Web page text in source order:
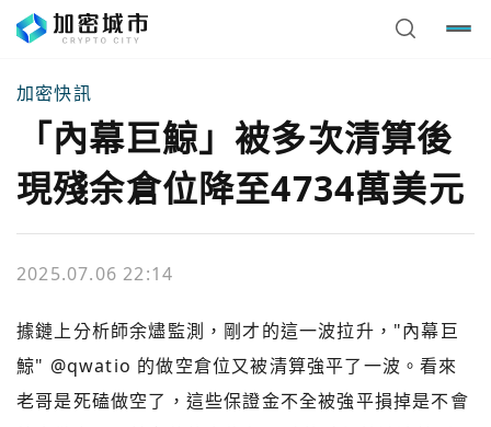
加密快訊
「內幕巨鯨」被多次清算後
現殘余倉位降至4734萬美元
2025.07.06 22:14
據鏈上分析師余燼監測，剛才的這一波拉升，"內幕巨
鯨" @qwatio 的做空倉位又被清算強平了一波。看來
老哥是死磕做空了，這些保證金不全被強平損掉是不會